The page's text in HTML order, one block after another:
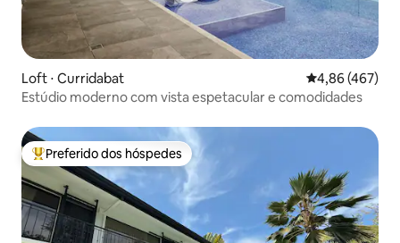
Loft ⋅ Curridabat 4,86 de uma
4,86 (467)
Estúdio moderno com vista espetacular e comodidades
Entre os melhores preferidos dos hóspedes
Preferido dos hóspedes